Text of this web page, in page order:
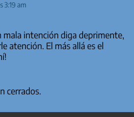
3:19 am
mala intención diga deprimente,
atención. El más allá es el
cerrados.